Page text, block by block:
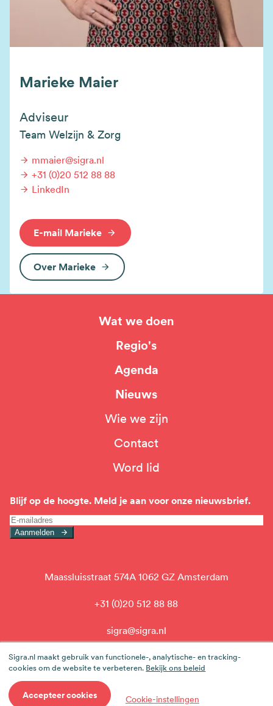
Marieke Maier
Adviseur
Team Welzijn & Zorg
mmaier@sigra.nl
+31 (0)20 512 88 88
LinkedIn
E-mail Marieke
Over Marieke
Wat we doen
Regio's
Agenda
Nieuws
Wie we zijn
Contact
Word lid
Blijf op de hoogte. Meld je aan voor onze nieuwsbrief.
Aanmelden
Maassluisstraat 574A 1062 GZ Amsterdam
+31 (0)20 512 88 88
sigra@sigra.nl
linkedin
Werken bij team Sigra Cookieverklaring
Sigra.nl maakt gebruik van functionele-, analytische- en tracking-
cookies om de website te verbeteren. Bekijk ons beleid
Accepteer cookies Cookie-instellingen